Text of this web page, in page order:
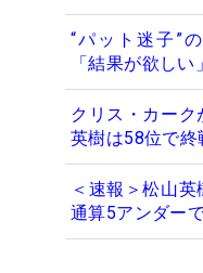
“パット迷子”
「結果が欲しい」
クリス・カー
英樹は58位で終
＜速報＞松山
通算5アンダー